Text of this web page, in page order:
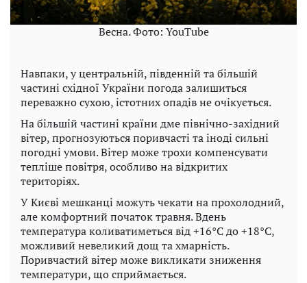
Весна. Фото: YouTube
Навпаки, у центральній, південній та більшій
частині східної України погода залишиться
переважно сухою, істотних опадів не очікується.
На більшій частині країни дме північно-західний
вітер, прогнозуються поривчасті та іноді сильні
погодні умови. Вітер може трохи компенсувати
тепліше повітря, особливо на відкритих
територіях.
У Києві мешканці можуть чекати на прохолодний,
але комфортний початок травня. Вдень
температура коливатиметься від +16°C до +18°C,
можливий невеликий дощ та хмарність.
Поривчастий вітер може викликати зниження
температури, що сприймається.